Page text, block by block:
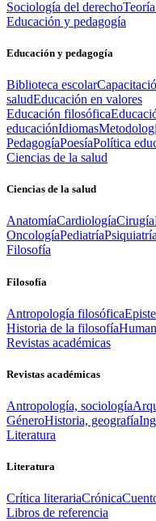
Sociología del derecho
Educación y pedagogía
Educación y pedagogía
Biblioteca escolar
saludEducación en valores
Educación filosófica
educaciónIdiomas
PedagogíaPoesíaPolítica
Ciencias de la salud
Ciencias de la salud
AnatomíaCardiologíaCirugía
OncologíaPediatríaPsiquiatría
Filosofía
Filosofía
Antropología filosófica
Historia de la filosofía
Revistas académicas
Revistas académicas
Antropología, sociología
GéneroHistoria, geografía
Literatura
Literatura
Crítica literariaCrónica
Libros de referencia